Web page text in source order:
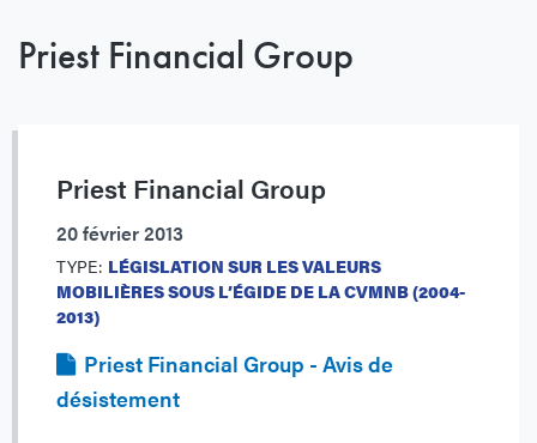
Priest Financial Group
Priest Financial Group
20 février 2013
TYPE: LÉGISLATION SUR LES VALEURS
MOBILIÈRES SOUS L’ÉGIDE DE LA CVMNB (2004-
2013)
Priest Financial Group - Avis de
désistement